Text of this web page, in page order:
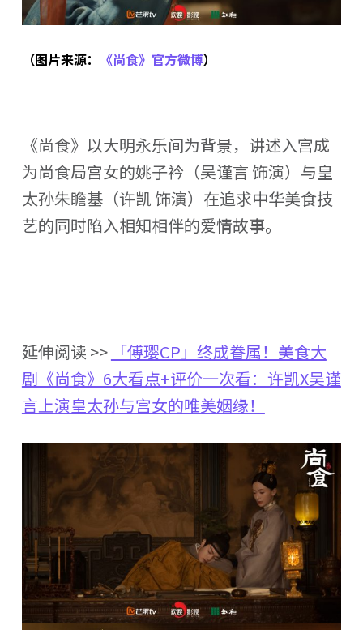
（图片来源： 《尚食》官方微博）
《尚食》以大明永乐间为背景，讲述入宫成
为尚食局宫女的姚子衿（吴谨言 饰演）与皇
太孙朱瞻基（许凯 饰演）在追求中华美食技
艺的同时陷入相知相伴的爱情故事。
延伸阅读 >> 「傅璎CP」终成眷属！美食大
剧《尚食》6大看点+评价一次看：许凯X吴谨
言上演皇太孙与宫女的唯美姻缘！